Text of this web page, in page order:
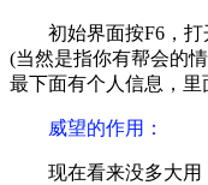
初始界面按F6，打
(当然是指你有帮会的
最下面有个人信息，里
威望的作用：
现在看来没多大用，